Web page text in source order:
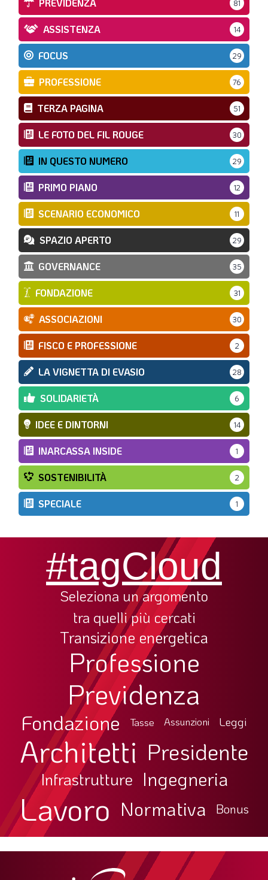
81
ASSISTENZA 14
FOCUS 29
PROFESSIONE 76
TERZA PAGINA 51
LE FOTO DEL FIL ROUGE 30
IN QUESTO NUMERO 29
PRIMO PIANO 12
SCENARIO ECONOMICO 11
SPAZIO APERTO 29
GOVERNANCE 35
FONDAZIONE 31
ASSOCIAZIONI 30
FISCO E PROFESSIONE 2
LA VIGNETTA DI EVASIO 28
SOLIDARIETÀ 6
IDEE E DINTORNI 14
INARCASSA INSIDE 1
SOSTENIBILITÀ 2
SPECIALE 1
#tagCloud
Seleziona un argomento
tra quelli più cercati
Transizione energetica
Professione
Previdenza
Fondazione Tasse Assunzioni Leggi
Architetti Presidente
Infrastrutture Ingegneria
Lavoro Normativa Bonus